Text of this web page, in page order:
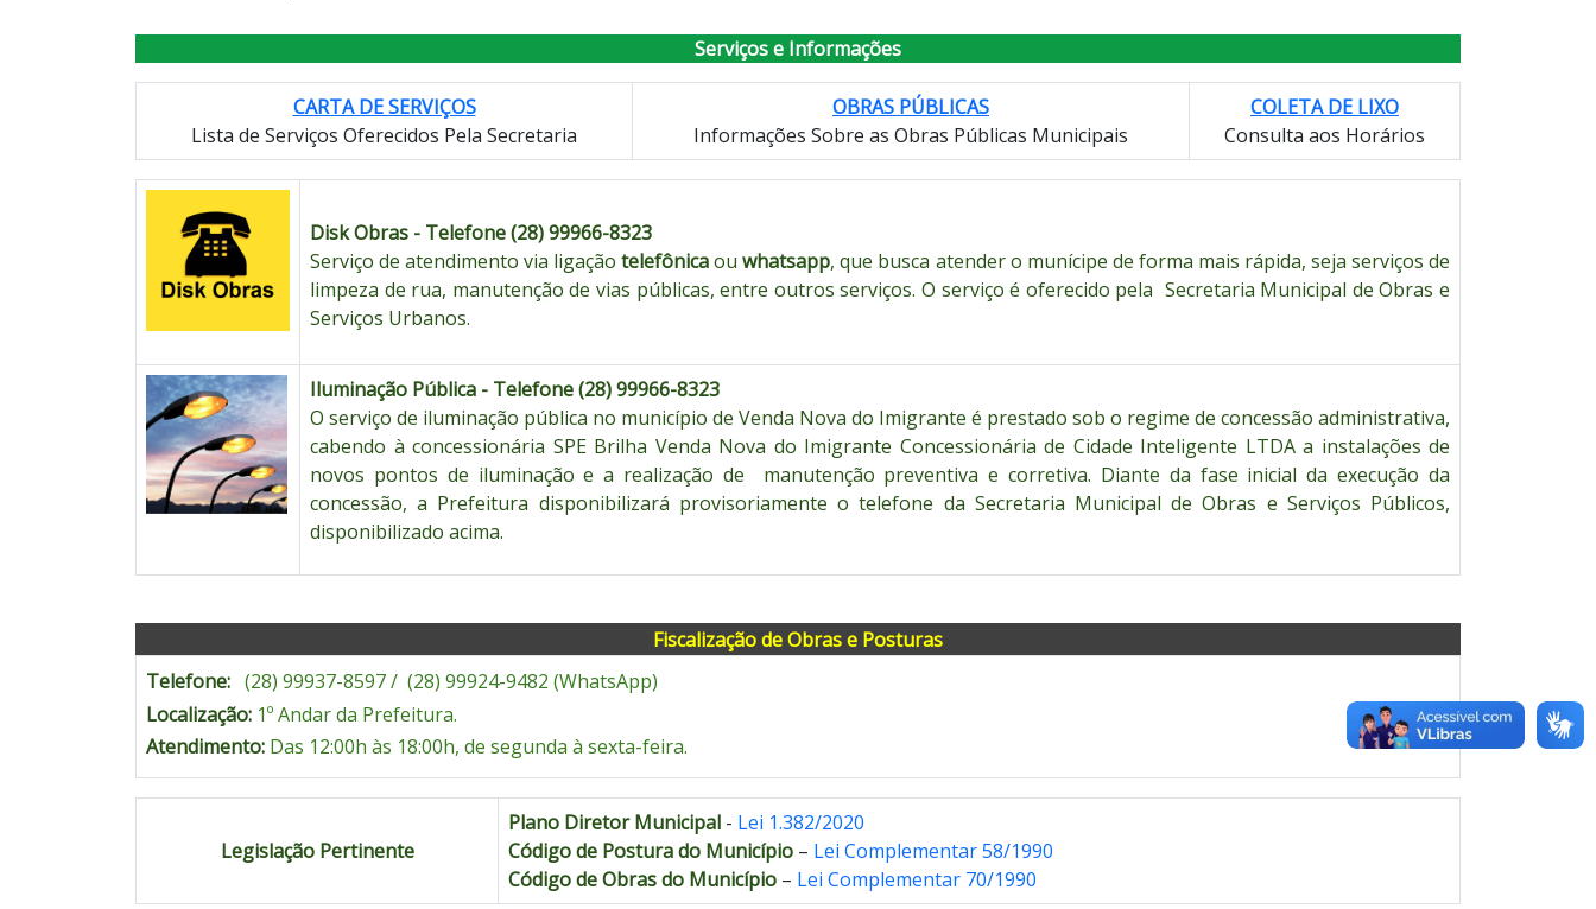
Serviços e Informações
CARTA DE SERVIÇOS
Lista de Serviços Oferecidos Pela Secretaria
OBRAS PÚBLICAS
Informações Sobre as Obras Públicas Municipais
COLETA DE LIXO
Consulta aos Horários
Disk Obras - Telefone (28) 99966-8323
Serviço de atendimento via ligaçãotelefônicaouwhatsapp, que busca atender o munícipe de forma mais rápida, seja serviços de
limpeza de rua, manutenção de vias públicas, entre outros serviços. O serviço é oferecido pela Secretaria Municipal de Obras e
Serviços Urbanos.
Iluminação Pública - Telefone (28) 99966-8323
O serviço de iluminação pública no município de Venda Nova do Imigrante é prestado sob o regime de concessão administrativa,
cabendo à concessionária SPE Brilha Venda Nova do Imigrante Concessionária de Cidade Inteligente LTDA a instalações de
novos pontos de iluminação e a realização de manutenção preventiva e corretiva. Diante da fase inicial da execução da
concessão, a Prefeitura disponibilizará provisoriamente o telefone da Secretaria Municipal de Obras e Serviços Públicos,
disponibilizado acima.
Fiscalização de Obras e Posturas
Telefone: (28) 99937-8597 / (28) 99924-9482 (WhatsApp)
Localização: 1º Andar da Prefeitura.
Atendimento: Das 12:00h às 18:00h, de segunda à sexta-feira.
Legislação Pertinente
Plano Diretor Municipal - Lei 1.382/2020
Código de Postura do Município – Lei Complementar 58/1990
Código de Obras do Município – Lei Complementar 70/1990